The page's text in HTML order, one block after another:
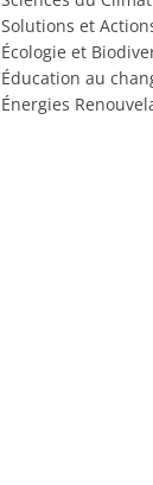
Solutions et
Écologie et
Éducation au
Énergies